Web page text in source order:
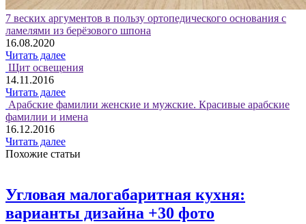
7 веских аргументов в пользу ортопедического основания с
ламелями из берёзового шпона
16.08.2020
Читать далее
Щит освещения
14.11.2016
Читать далее
Арабские фамилии женские и мужские. Красивые арабские
фамилии и имена
16.12.2016
Читать далее
Похожие статьи
Угловая малогабаритная кухня:
варианты дизайна +30 фото